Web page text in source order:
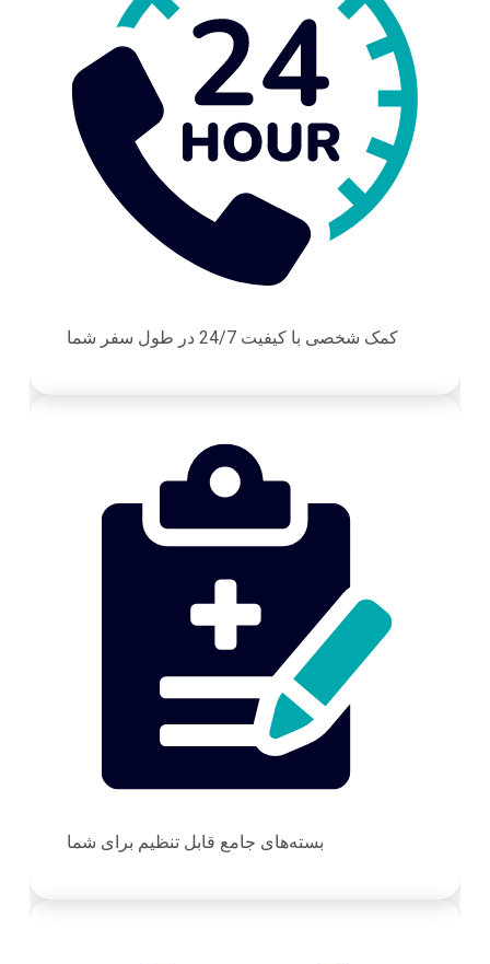
کمک شخصی با کیفیت 24/7 در طول سفر شما
بسته‌های جامع قابل تنظیم برای شما